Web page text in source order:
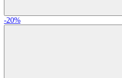
-20%